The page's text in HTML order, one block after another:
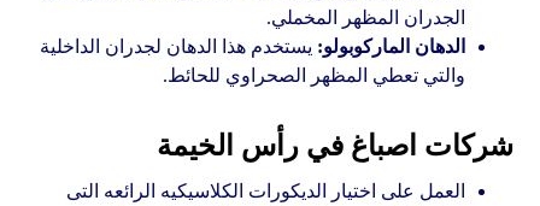
الجدران المظهر المخملي.
الدهان الماركوبولو: يستخدم هذا الدهان لجدران الداخلية
والتي تعطي المظهر الصحراوي للحائط.
شركات اصباغ في رأس الخيمة
العمل على اختيار الديكورات الكلاسيكيه الرائعه التى